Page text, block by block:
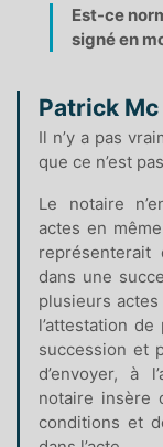
Est-ce
signé en
Patrick Mc
Il n’y a pas
que ce n’est
Le notaire
actes en
représenterait
dans une
plusieurs actes
l’attestation
succession et
d’envoyer, à
notaire insère
conditions et